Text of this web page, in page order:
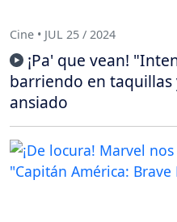
Cine • JUL 25 / 2024
¡Pa' que vean!
barriendo en
ansiado